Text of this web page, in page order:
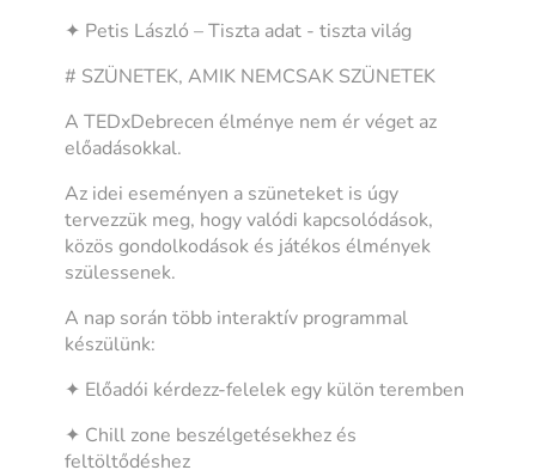
✦ Petis László – Tiszta adat - tiszta világ
# SZÜNETEK, AMIK NEMCSAK SZÜNETEK
A TEDxDebrecen élménye nem ér véget az
előadásokkal.
Az idei eseményen a szüneteket is úgy
tervezzük meg, hogy valódi kapcsolódások,
közös gondolkodások és játékos élmények
szülessenek.
A nap során több interaktív programmal
készülünk:
✦ Előadói kérdezz-felelek egy külön teremben
✦ Chill zone beszélgetésekhez és
feltöltődéshez